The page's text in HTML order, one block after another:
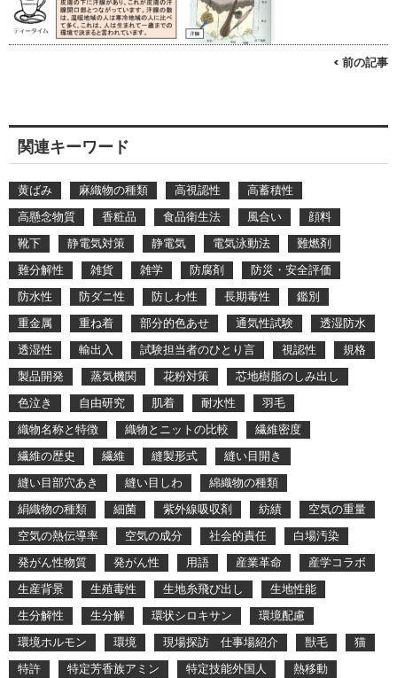
< 前の記事
関連キーワード
黄ばみ 麻織物の種類 高視認性
高蓄積性
高懸念物質
香粧品 食品衛生法 風合い
顔料
靴下
静電気対策 静電気 電気泳動法
難燃剤
難分解性
雑貨 雑学 防腐剤
防災・安全評価
防水性
防ダニ性 防しわ性 長期毒性
鑑別
重金属
重ね着 部分的色あせ 通気性試験
透湿防水
透湿性
輸出入 試験担当者のひとり言 視認性
規格
製品開発
蒸気機関 花粉対策
芯地樹脂のしみ出し
色泣き
自由研究 肌着 耐水性
羽毛
織物名称と特徴
織物とニットの比較
繊維密度
繊維の歴史
繊維 縫製形式
縫い目開き
縫い目部穴あき
縫い目しわ
綿織物の種類
絹織物の種類
細菌 紫外線吸収剤 紡績
空気の重量
空気の熱伝導率
空気の成分 社会的責任
白場汚染
発がん性物質
発がん性 用語 産業革命
産学コラボ
生産背景
生殖毒性 生地糸飛び出し
生地性能
生分解性
生分解 環状シロキサン
環境配慮
環境ホルモン
環境 現場探訪 仕事場紹介 獣毛
猫
特許
特定芳香族アミン 特定技能外国人
熱移動